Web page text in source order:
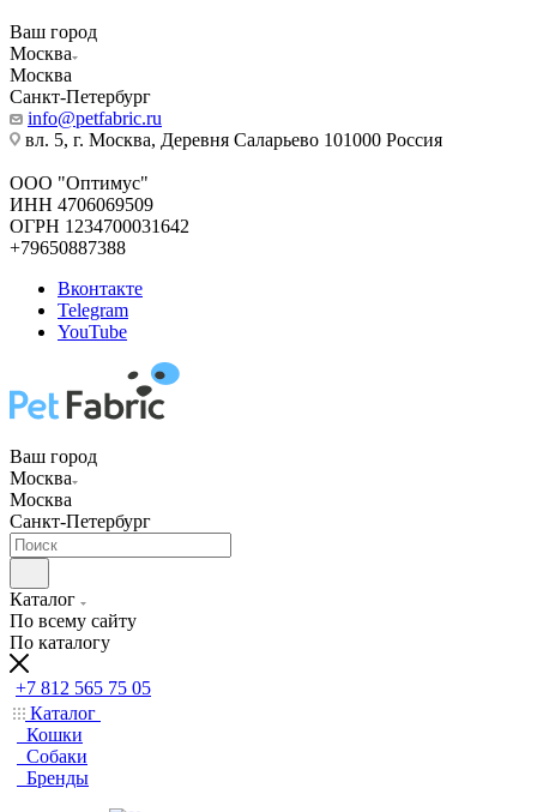
Ваш город
Москва
Москва
Санкт-Петербург
info@petfabric.ru
вл. 5, г. Москва, Деревня Саларьево 101000 Россия
ООО "Оптимус"
ИНН 4706069509
ОГРН 1234700031642
+79650887388
Вконтакте
Telegram
YouTube
Ваш город
Москва
Москва
Санкт-Петербург
Каталог
По всему сайту
По каталогу
+7 812 565 75 05
Каталог
Кошки
Собаки
Бренды